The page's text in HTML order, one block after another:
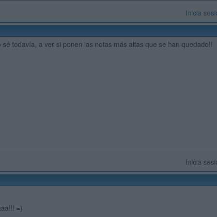
Inicia
sé todavía, a ver si ponen las notas más altas que se han quedado!!
Inicia
=)